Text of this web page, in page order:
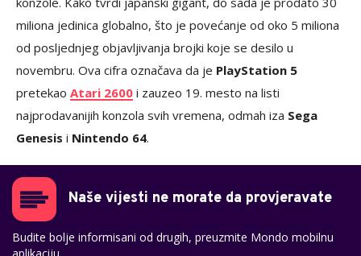
miliona jedinica globalno, što je povećanje od oko 5 miliona
od posljednjeg objavljivanja brojki koje se desilo u
novembru. Ova cifra označava da je PlayStation 5
pretekao Atari 2600 i zauzeo 19. mesto na listi
najprodavanijih konzola svih vremena, odmah iza Sega
Genesis i Nintendo 64.
Naše vijesti ne morate da provjeravate
Budite bolje informisani od drugih, preuzmite Mondo mobilnu